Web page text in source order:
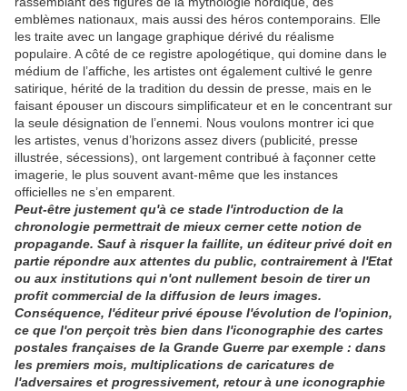
emblèmes nationaux, mais aussi des héros contemporains. Elle
les traite avec un langage graphique dérivé du réalisme
populaire. A côté de ce registre apologétique, qui domine dans le
médium de l’affiche, les artistes ont également cultivé le genre
satirique, hérité de la tradition du dessin de presse, mais en le
faisant épouser un discours simplificateur et en le concentrant sur
la seule désignation de l’ennemi. Nous voulons montrer ici que
les artistes, venus d’horizons assez divers (publicité, presse
illustrée, sécessions), ont largement contribué à façonner cette
imagerie, le plus souvent avant-même que les instances
officielles ne s’en emparent.
Peut-être justement qu'à ce stade l'introduction de la
chronologie permettrait de mieux cerner cette notion de
propagande. Sauf à risquer la faillite, un éditeur privé doit en
partie répondre aux attentes du public, contrairement à l'Etat
ou aux institutions qui n'ont nullement besoin de tirer un
profit commercial de la diffusion de leurs images.
Conséquence, l'éditeur privé épouse l'évolution de l'opinion,
ce que l'on perçoit très bien dans l'iconographie des cartes
postales françaises de la Grande Guerre par exemple : dans
les premiers mois, multiplications de caricatures de
l'adversaires et progressivement, retour à une iconographie